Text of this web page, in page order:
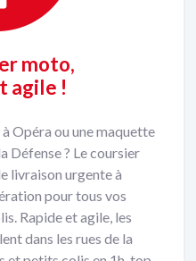
moto,
agile !
Opéra ou une maquette
Défense ? Le coursier
livraison urgente à
pour tous vos
Rapide et agile, les
dans les rues de la